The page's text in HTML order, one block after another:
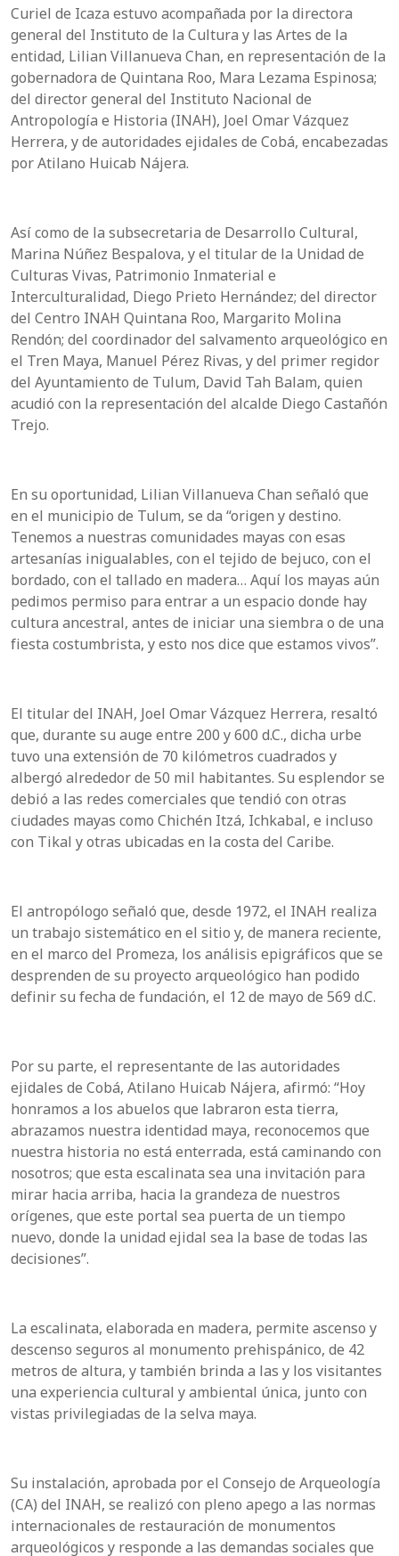
Curiel de Icaza estuvo acompañada por la directora
general del Instituto de la Cultura y las Artes de la
entidad, Lilian Villanueva Chan, en representación de la
gobernadora de Quintana Roo, Mara Lezama Espinosa;
del director general del Instituto Nacional de
Antropología e Historia (INAH), Joel Omar Vázquez
Herrera, y de autoridades ejidales de Cobá, encabezadas
por Atilano Huicab Nájera.
Así como de la subsecretaria de Desarrollo Cultural,
Marina Núñez Bespalova, y el titular de la Unidad de
Culturas Vivas, Patrimonio Inmaterial e
Interculturalidad, Diego Prieto Hernández; del director
del Centro INAH Quintana Roo, Margarito Molina
Rendón; del coordinador del salvamento arqueológico en
el Tren Maya, Manuel Pérez Rivas, y del primer regidor
del Ayuntamiento de Tulum, David Tah Balam, quien
acudió con la representación del alcalde Diego Castañón
Trejo.
En su oportunidad, Lilian Villanueva Chan señaló que
en el municipio de Tulum, se da “origen y destino.
Tenemos a nuestras comunidades mayas con esas
artesanías inigualables, con el tejido de bejuco, con el
bordado, con el tallado en madera… Aquí los mayas aún
pedimos permiso para entrar a un espacio donde hay
cultura ancestral, antes de iniciar una siembra o de una
fiesta costumbrista, y esto nos dice que estamos vivos”.
El titular del INAH, Joel Omar Vázquez Herrera, resaltó
que, durante su auge entre 200 y 600 d.C., dicha urbe
tuvo una extensión de 70 kilómetros cuadrados y
albergó alrededor de 50 mil habitantes. Su esplendor se
debió a las redes comerciales que tendió con otras
ciudades mayas como Chichén Itzá, Ichkabal, e incluso
con Tikal y otras ubicadas en la costa del Caribe.
El antropólogo señaló que, desde 1972, el INAH realiza
un trabajo sistemático en el sitio y, de manera reciente,
en el marco del Promeza, los análisis epigráficos que se
desprenden de su proyecto arqueológico han podido
definir su fecha de fundación, el 12 de mayo de 569 d.C.
Por su parte, el representante de las autoridades
ejidales de Cobá, Atilano Huicab Nájera, afirmó: “Hoy
honramos a los abuelos que labraron esta tierra,
abrazamos nuestra identidad maya, reconocemos que
nuestra historia no está enterrada, está caminando con
nosotros; que esta escalinata sea una invitación para
mirar hacia arriba, hacia la grandeza de nuestros
orígenes, que este portal sea puerta de un tiempo
nuevo, donde la unidad ejidal sea la base de todas las
decisiones”.
La escalinata, elaborada en madera, permite ascenso y
descenso seguros al monumento prehispánico, de 42
metros de altura, y también brinda a las y los visitantes
una experiencia cultural y ambiental única, junto con
vistas privilegiadas de la selva maya.
Su instalación, aprobada por el Consejo de Arqueología
(CA) del INAH, se realizó con pleno apego a las normas
internacionales de restauración de monumentos
arqueológicos y responde a las demandas sociales que